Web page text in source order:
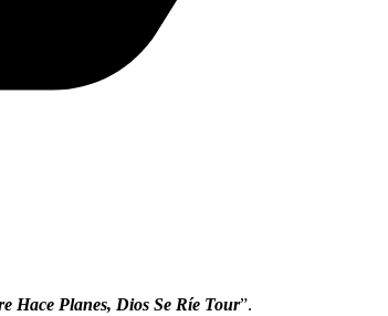
Hace Planes, Dios Se Ríe Tour”.